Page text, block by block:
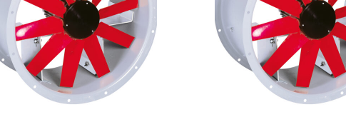
DETAILS DETAILS